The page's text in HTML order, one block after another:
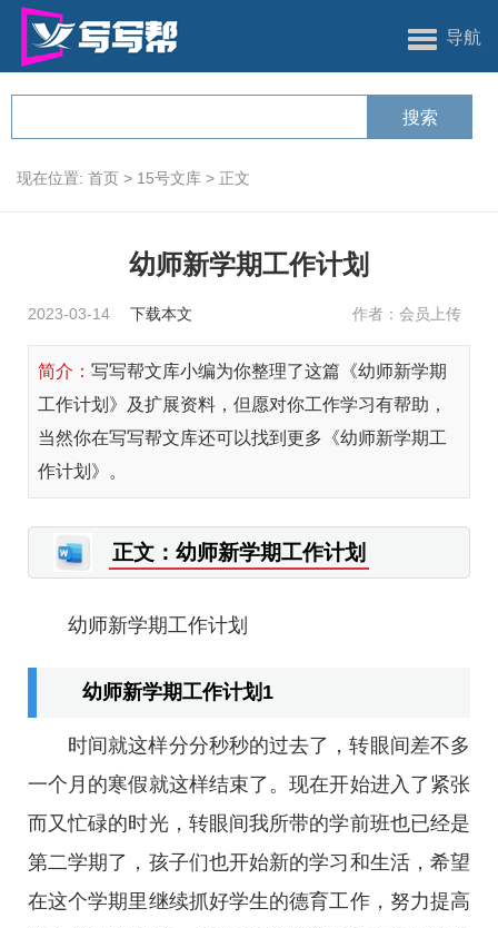
导航
现在位置: 首页 > 15号文库 > 正文
幼师新学期工作计划
2023-03-14 下载本文 作者：会员上传
简介： 写写帮文库小编为你整理了这篇《幼师新学期
工作计划》及扩展资料，但愿对你工作学习有帮助，
当然你在写写帮文库还可以找到更多《幼师新学期工
作计划》。
正文：幼师新学期工作计划
幼师新学期工作计划
幼师新学期工作计划1
时间就这样分分秒秒的过去了，转眼间差不多
一个月的寒假就这样结束了。现在开始进入了紧张
而又忙碌的时光，转眼间我所带的学前班也已经是
第二学期了，孩子们也开始新的学习和生活，希望
在这个学期里继续抓好学生的德育工作，努力提高